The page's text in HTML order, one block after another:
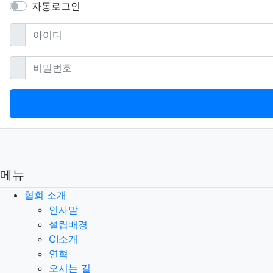
자동로그인
아이디필수
비밀번호필수
메뉴
협회 소개
인사말
설립배경
CI소개
연혁
오시는 길